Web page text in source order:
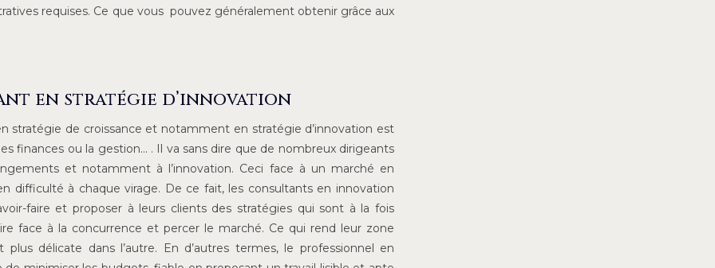
requises. Ce que vous pouvez généralement obtenir grâce aux
en stratégie d’innovation
stratégie de croissance et notamment en stratégie d’innovation est
finances ou la gestion… . Il va sans dire que de nombreux dirigeants
et notamment à l’innovation. Ceci face à un marché en
difficulté à chaque virage. De ce fait, les consultants en innovation
faire et proposer à leurs clients des stratégies qui sont à la fois
face à la concurrence et percer le marché. Ce qui rend leur zone
délicate dans l’autre. En d’autres termes, le professionnel en